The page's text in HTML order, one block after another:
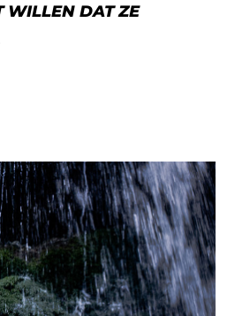
WILLEN DAT ZE